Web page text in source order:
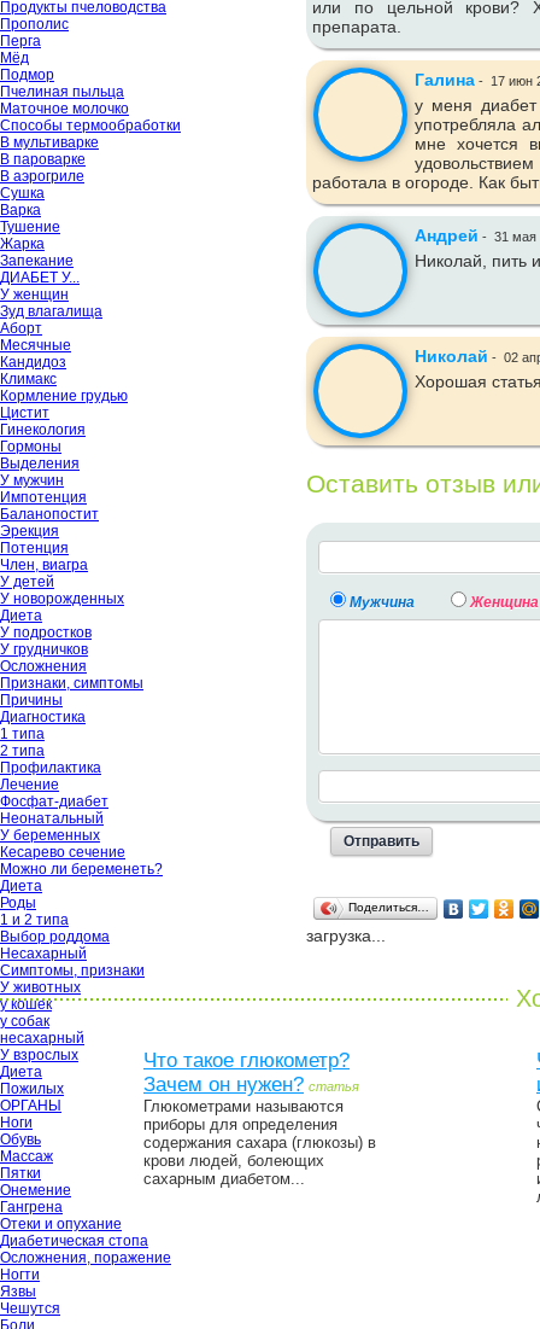
Продукты пчеловодства
Прополис
Перга
Мёд
Подмор
Пчелиная пыльца
Маточное молочко
Способы термообработки
В мультиварке
В пароварке
В аэрогриле
Сушка
Варка
Тушение
Жарка
Запекание
ДИАБЕТ У...
У женщин
Зуд влагалища
Аборт
Месячные
Кандидоз
Климакс
Кормление грудью
Цистит
Гинекология
Гормоны
Выделения
У мужчин
Импотенция
Баланопостит
Эрекция
Потенция
Член, виагра
У детей
У новорожденных
Диета
У подростков
У грудничков
Осложнения
Признаки, симптомы
Причины
Диагностика
1 типа
2 типа
Профилактика
Лечение
Фосфат-диабет
Неонатальный
У беременных
Кесарево сечение
Можно ли беременеть?
Диета
Роды
1 и 2 типа
Выбор роддома
Несахарный
Симптомы, признаки
У животных
у кошек
у собак
несахарный
У взрослых
Диета
Пожилых
ОРГАНЫ
Ноги
Обувь
Массаж
Пятки
Онемение
Гангрена
Отеки и опухание
Диабетическая стопа
Осложнения, поражение
Ногти
Язвы
Чешутся
Боли
или по цельной крови?
препарата.
Галина - 17 июн
у меня
употребляла
мне хочется
работала в огороде. Как
Андрей - 31 мая
Николай, пить
Николай - 02
Хорошая
Оставить отзыв
Мужчина Женщина
Поделиться…
загрузка...
Что такое глюкометр?
Зачем он нужен? статья
Глюкометрами называются
приборы для определения
содержания сахара (глюкозы) в
крови людей, болеющих
сахарным диабетом...